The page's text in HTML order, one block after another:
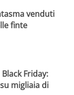
venduti
finte
Friday:
migliaia di